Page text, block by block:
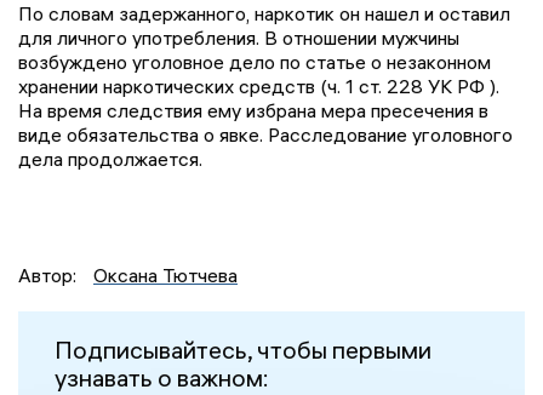
По словам задержанного, наркотик он нашел и оставил
для личного употребления. В отношении мужчины
возбуждено уголовное дело по статье о незаконном
хранении наркотических средств (ч. 1 ст. 228 УК РФ ).
На время следствия ему избрана мера пресечения в
виде обязательства о явке. Расследование уголовного
дела продолжается.
Автор: Оксана Тютчева
Подписывайтесь, чтобы первыми
узнавать о важном: